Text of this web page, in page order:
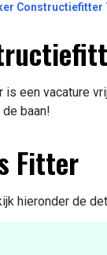
Constructiefitter
is een vacature
baan!
Fitter
hieronder de